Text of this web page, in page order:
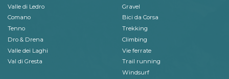
Valle di Ledro
Comano
Tenno
Dro & Drena
Valle dei Laghi
Val di Gresta
Gravel
Bici da Corsa
Trekking
Climbing
Vie ferrate
Trail running
Windsurf